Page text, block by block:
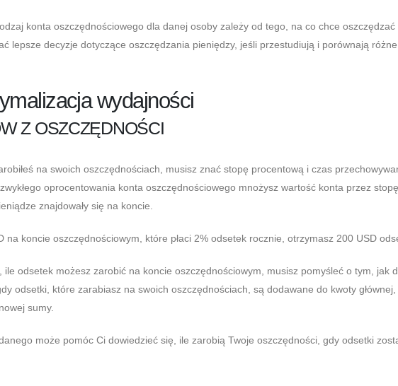
konta oszczędnościowego dla danej osoby zależy od tego, na co chce oszczędzać
lepsze decyzje dotyczące oszczędzania pieniędzy, jeśli przestudiują i porównają różne
wydajności
Z OSZCZĘDNOŚCI
na swoich oszczędnościach, musisz znać stopę procentową i czas
oprocentowania konta oszczędnościowego mnożysz wartość konta przez stopę
znajdowały się na koncie.
na koncie oszczędnościowym, które płaci 2% odsetek rocznie, otrzymasz 200 USD
ile odsetek możesz zarobić na koncie oszczędnościowym, musisz pomyśleć o tym, jak
odsetki, które zarabiasz na swoich oszczędnościach, są dodawane do kwoty głównej,
sumy.
może pomóc Ci dowiedzieć się, ile zarobią Twoje oszczędności, gdy odsetki